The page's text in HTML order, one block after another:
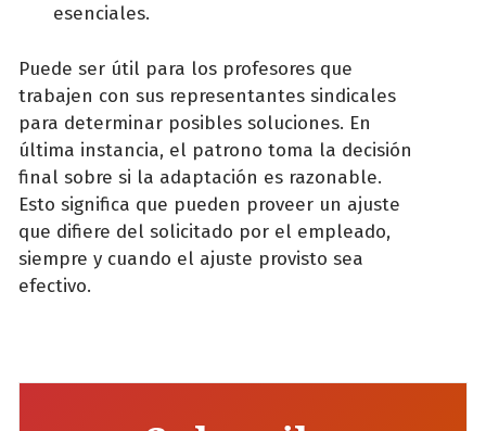
esenciales.
Puede ser útil para los profesores que
trabajen con sus representantes sindicales
para determinar posibles soluciones. En
última instancia, el patrono toma la decisión
final sobre si la adaptación es razonable.
Esto significa que pueden proveer un ajuste
que difiere del solicitado por el empleado,
siempre y cuando el ajuste provisto sea
efectivo.